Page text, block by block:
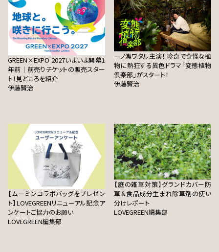
GREEN×EXPO 2027いよいよ開幕1
年前｜前売りチケットの販売スター
ト！見どころを紹介
伊藤賢治
一ノ瀬ワタル主演！ 珍奇で奇怪な植
物に熱狂する異色ドラマ「変態植物
倶楽部」がスタート！
伊藤賢治
【ムーミンコラボバッグをプレゼン
ト】LOVEGREENリニューアル記念ア
ンケートご協力のお願い
LOVEGREEN編集部
【庭の雑草対策】グランドカバー防
草＆食品成分生まれ除草剤の使い
分けレポート
LOVEGREEN編集部